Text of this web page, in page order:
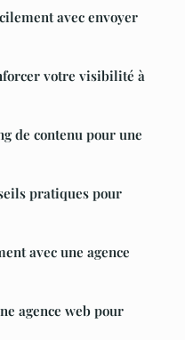
avec envoyer
votre visibilité à
de contenu pour une
pratiques pour
avec une agence
agence web pour